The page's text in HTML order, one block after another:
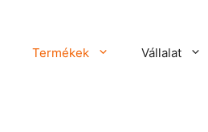
Termékek Vállalat